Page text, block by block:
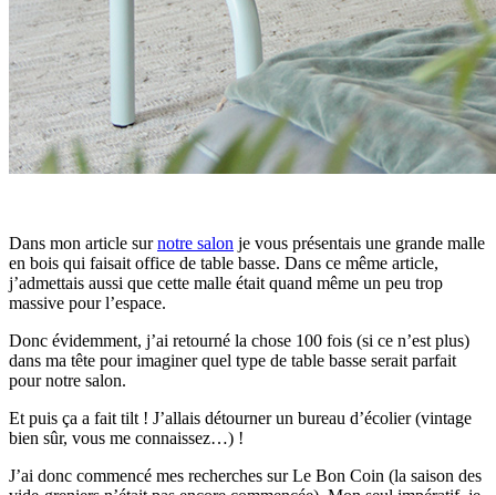
Dans mon article surnotre salon je vous présentais une grande malle
en bois qui faisait office de table basse. Dans ce même article,
j’admettais aussi que cette malle était quand même un peu trop
massive pour l’espace.
Donc évidemment, j’ai retourné la chose 100 fois (si ce n’est plus)
dans ma tête pour imaginer quel type de table basse serait parfait
pour notre salon.
Et puis ça a fait tilt ! J’allais détourner un bureau d’écolier (vintage
bien sûr, vous me connaissez…) !
J’ai donc commencé mes recherches sur Le Bon Coin (la saison des